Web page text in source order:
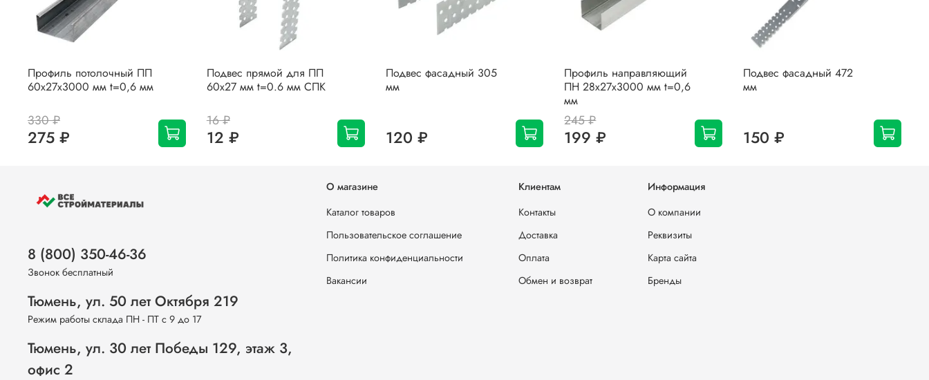
Профиль потолочный ПП
60х27х3000 мм t=0,6 мм
330 ₽
275 ₽
Подвес прямой для ПП
60х27 мм t=0.6 мм СПК
16 ₽
12 ₽
Подвес фасадный 305
мм
120 ₽
Профиль направляющий
ПН 28х27х3000 мм t=0,6
мм
245 ₽
199 ₽
Подвес фасадный 472
мм
150 ₽
О магазине
Каталог товаров
Пользовательское соглашение
Политика конфиденциальности
Вакансии
Клиентам
Контакты
Доставка
Оплата
Обмен и возврат
Информация
О компании
Реквизиты
Карта сайта
Бренды
8 (800) 350-46-36
Звонок бесплатный
Тюмень, ул. 50 лет Октября 219
Режим работы склада ПН - ПТ с 9 до 17
Тюмень, ул. 30 лет Победы 129, этаж 3,
офис 2